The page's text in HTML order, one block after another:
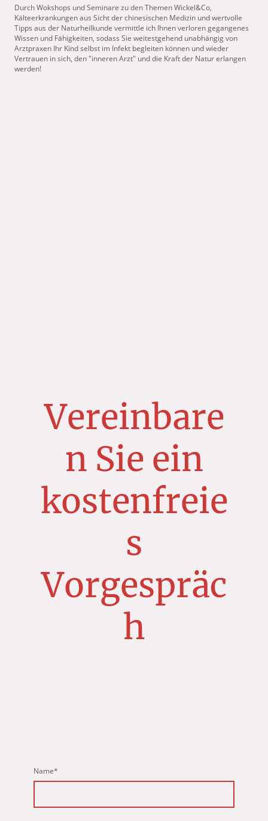
Durch Wokshops und Seminare zu den Themen Wickel&Co,
Kälteerkrankungen aus Sicht der chinesischen Medizin und wertvolle
Tipps aus der Naturheilkunde vermittle ich Ihnen verloren gegangenes
Wissen und Fähigkeiten, sodass Sie weitestgehend unabhängig von
Arztpraxen Ihr Kind selbst im Infekt begleiten können und wieder
Vertrauen in sich, den "inneren Arzt" und die Kraft der Natur erlangen
werden!
Vereinbare
n Sie ein
kostenfreie
s
Vorgespräc
h
Name*